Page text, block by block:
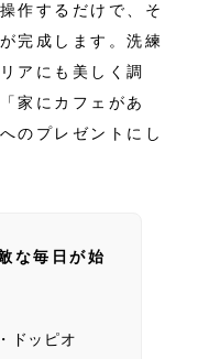
作するだけで、そ
完成します。洗練
アにも美しく調
家にカフェがあ
のプレゼントにし
な毎日が始
ドッピオ